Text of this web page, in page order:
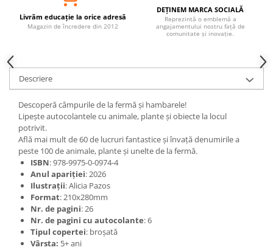
Livrăm educație la orice adresă
Magazin de încredere din 2012
DEȚINEM MARCA SOCIALĂ
Reprezintă o emblemă a
angajamentului nostru față de
comunitate și inovație.
Descriere
Descoperă câmpurile de la fermă și hambarele!
Lipește autocolantele cu animale, plante și obiecte la locul
potrivit.
Află mai mult de 60 de lucruri fantastice și învață denumirile a
peste 100 de animale, plante și unelte de la fermă.
ISBN: 978-9975-0-0974-4
Anul apariției: 2026
Ilustrații: Alicia Pazos
Format: 210x280mm
Nr. de pagini: 26
Nr. de pagini cu autocolante: 6
Tipul copertei: broșată
Vârsta: 5+ ani